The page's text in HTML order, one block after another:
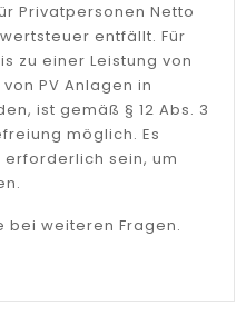
Privatpersonen Netto
entfällt. Für
zu einer Leistung von
PV Anlagen in
ist gemäß § 12 Abs. 3
möglich. Es
sein, um
bei weiteren Fragen.